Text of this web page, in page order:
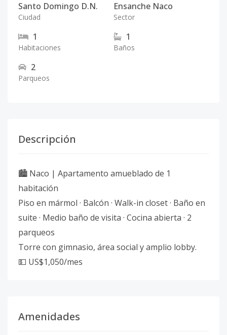
Santo Domingo D.N.
Ciudad
Ensanche Naco
Sector
1
Habitaciones
1
Baños
2
Parqueos
Descripción
🏙️ Naco | Apartamento amueblado de 1
habitación
Piso en mármol · Balcón · Walk-in closet · Baño en
suite · Medio baño de visita · Cocina abierta · 2
parqueos
Torre con gimnasio, área social y amplio lobby.
💵 US$1,050/mes
Amenidades